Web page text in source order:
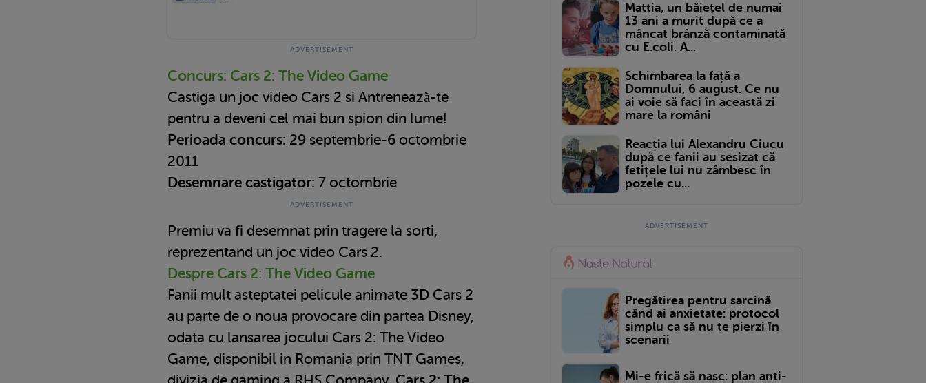
Concurs: Cars 2: The Video Game
Castiga un joc video Cars 2 si Antreneazã-te
pentru a deveni cel mai bun spion din lume!
Perioada concurs: 29 septembrie-6 octombrie
2011
Desemnare castigator: 7 octombrie
Premiu va fi desemnat prin tragere la sorti,
reprezentand un joc video Cars 2.
Despre Cars 2: The Video Game
Fanii mult asteptatei pelicule animate 3D Cars 2
au parte de o noua provocare din partea Disney,
odata cu lansarea jocului Cars 2: The Video
Game, disponibil in Romania prin TNT Games,
Mattia, un băiețel de numai
13 ani a murit după ce a
mâncat brânză contaminată
cu E.coli. A...
Schimbarea la față a
Domnului, 6 august. Ce nu
ai voie să faci în această zi
mare la români
Reacția lui Alexandru Ciucu
după ce fanii au sesizat că
fetițele lui nu zâmbesc în
pozele cu...
Pregătirea pentru sarcină
când ai anxietate: protocol
simplu ca să nu te pierzi în
scenarii
Mi-e frică să nasc: plan anti-